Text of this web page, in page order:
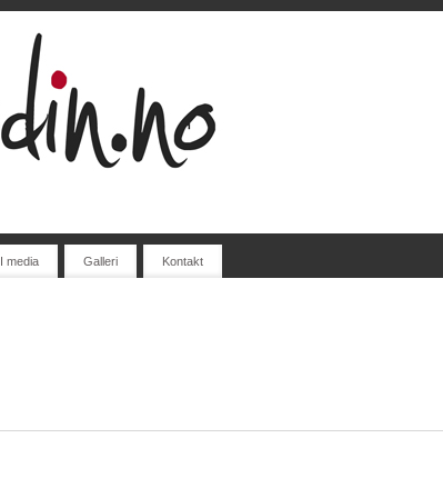
I media Galleri Kontakt